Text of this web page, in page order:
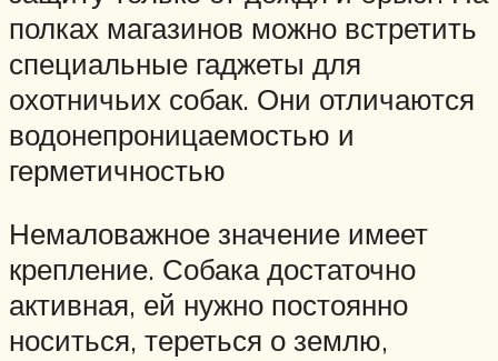
полках магазинов можно встретить
специальные гаджеты для
охотничьих собак. Они отличаются
водонепроницаемостью и
герметичностью
Немаловажное значение имеет
крепление. Собака достаточно
активная, ей нужно постоянно
носиться, тереться о землю,